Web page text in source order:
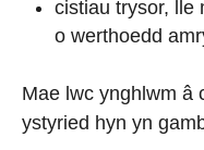
cistiau trysor, lle
o werthoedd
Mae lwc ynghlwm â
ystyried hyn yn